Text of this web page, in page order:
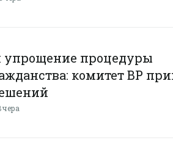
упрощение процедуры
комитет ВР